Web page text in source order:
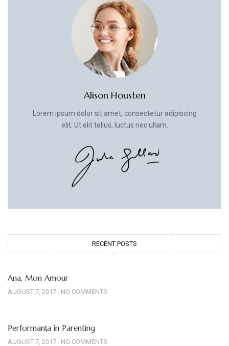
Alison Housten
Lorem ipsum dolor sit amet, consectetur adipiscing
elit. Ut elit tellus, luctus nec ullam.
RECENT POSTS
Ana, Mon Amour
AUGUST 7, 2017 NO COMMENTS
Performanța în Parenting
AUGUST 7, 2017 NO COMMENTS